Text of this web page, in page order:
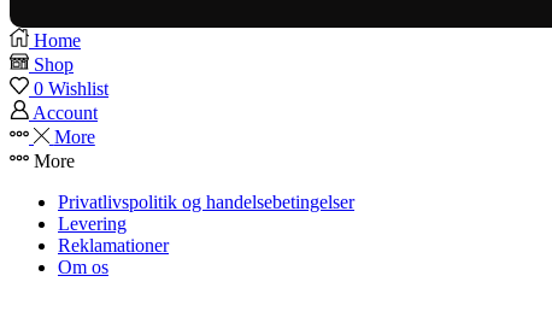
Home
Shop
0 Wishlist
Account
More
More
Privatlivspolitik og handelsebetingelser
Levering
Reklamationer
Om os